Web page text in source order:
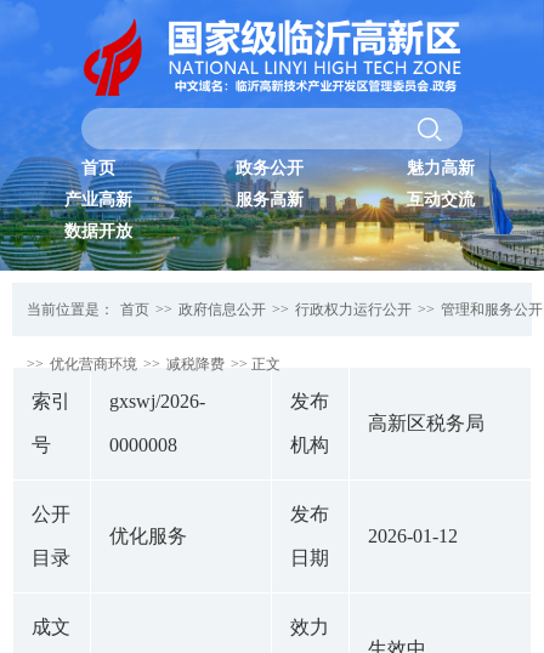
首页 政务公开
魅力高新
产业高新
服务高新
互动交流
数据开放
当前位置是： 首页 >> 政府信息公开 >> 行政权力运行公开 >> 管理和服务公开
>> 优化营商环境 >> 减税降费 >> 正文
索引
号
gxswj/2026-
0000008
发布
机构
高新区税务局
公开
目录
优化服务
发布
日期
2026-01-12
成文 效力